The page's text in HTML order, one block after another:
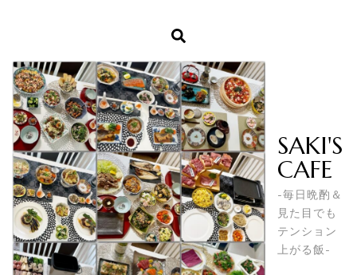
SAKI'S
CAFE
-毎日晩酌＆
見た目でも
テンション
上がる飯-